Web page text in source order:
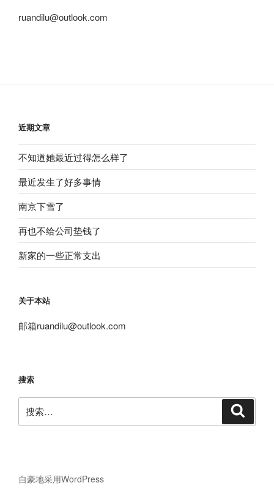
ruandilu@outlook.com
近期文章
不知道她最近过得怎么样了
最近发生了好多事情
南京下雪了
再也不给公司垫钱了
新家的一些正常支出
关于本站
邮箱ruandilu@outlook.com
搜索
索：
自豪地采用WordPress